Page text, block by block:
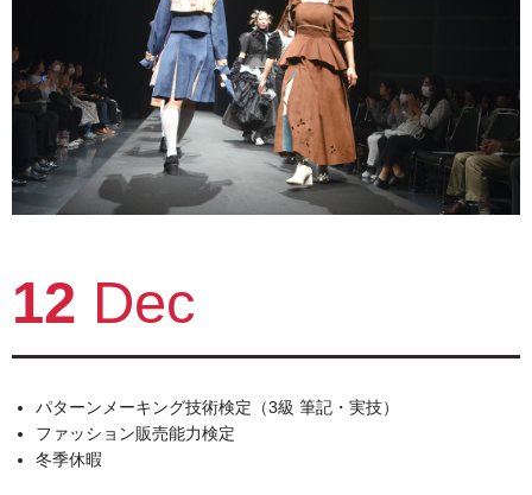
12 Dec
パターンメーキング技術検定（3級 筆記・実技）
ファッション販売能力検定
冬季休暇